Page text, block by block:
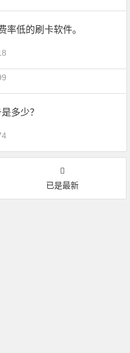
率低的刷卡软件。
多少？
已是最新